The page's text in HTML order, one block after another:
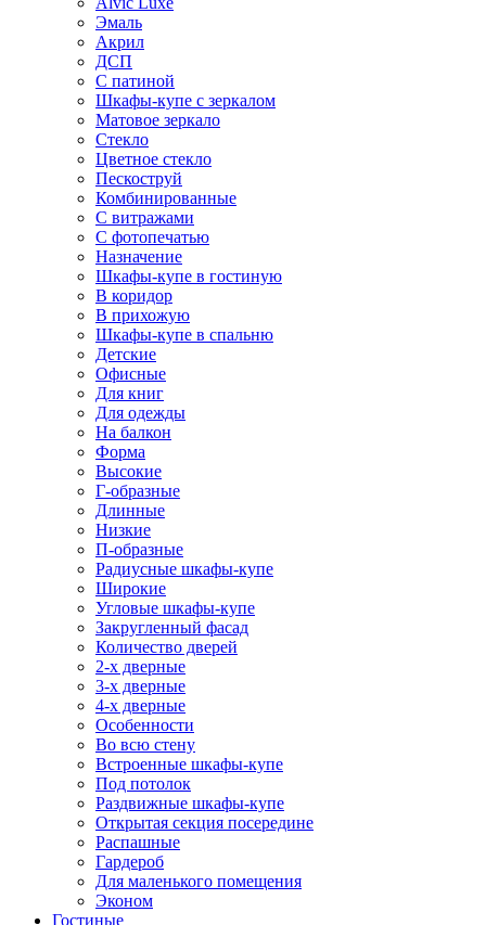
Эмаль
Акрил
ДСП
С патиной
Шкафы-купе с зеркалом
Матовое зеркало
Стекло
Цветное стекло
Пескоструй
Комбинированные
С витражами
С фотопечатью
Назначение
Шкафы-купе в гостиную
В коридор
В прихожую
Шкафы-купе в спальню
Детские
Офисные
Для книг
Для одежды
На балкон
Форма
Высокие
Г-образные
Длинные
Низкие
П-образные
Радиусные шкафы-купе
Широкие
Угловые шкафы-купе
Закругленный фасад
Количество дверей
2-х дверные
3-х дверные
4-х дверные
Особенности
Во всю стену
Встроенные шкафы-купе
Под потолок
Раздвижные шкафы-купе
Открытая секция посередине
Распашные
Гардероб
Для маленького помещения
Эконом
Гостиные